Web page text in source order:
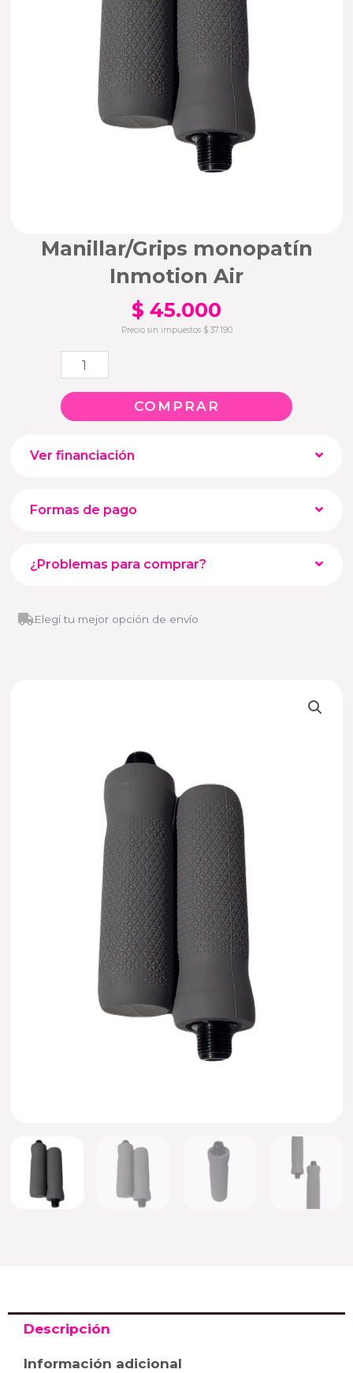
Manillar/Grips monopatín
Inmotion Air
$ 45.000
Precio sin impuestos $37.190
Manillar/Grips
Inmotion
cantidad
COMPRAR
Ver financiación
Formas de pago
¿Problemas para comprar?
Elegí tu mejor opción de envío
Descripción
Información adicional